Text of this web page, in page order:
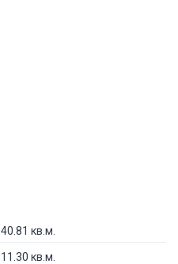
40.81 кв.м.
11.30 кв.м.